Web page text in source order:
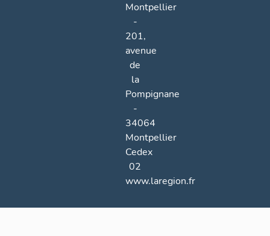
Montpellier
-
201,
avenue
de
la
Pompignane
-
34064
Montpellier
Cedex
02
www.laregion.fr